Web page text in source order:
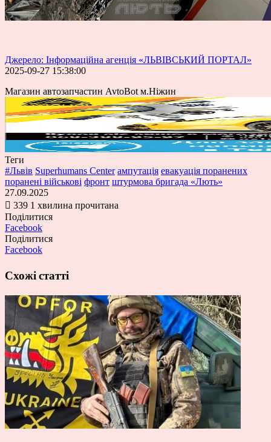
Джерело: Інформаційна агенція «ЛЬВІВСЬКИЙ ПОРТАЛ»
2025-09-27 15:38:00
Магазин автозапчастин AvtoBot м.Ніжин
Теги
#Львів Superhumans Center ампутація евакуація поранених
поранені військові фронт штурмова бригада «Лють»
27.09.2025
339 1 хвилина прочитана
Поділитися
Facebook
Поділитися
Facebook
Схожі статті